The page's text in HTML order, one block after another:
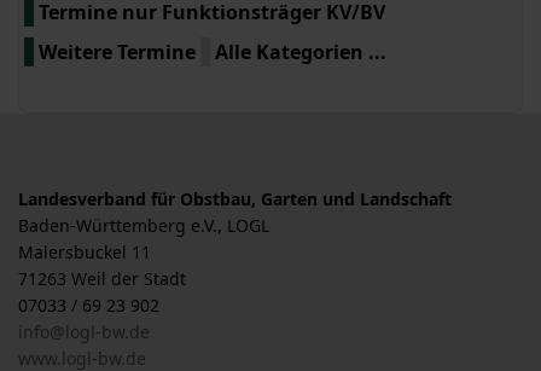
Termine nur Funktionsträger KV/BV
Weitere Termine
Alle Kategorien ...
Landesverband für Obstbau, Garten und Landschaft
Baden-Württemberg e.V., LOGL
Malersbuckel 11
71263 Weil der Stadt
07033 / 69 23 902
info@logl-bw.de
www.logl-bw.de